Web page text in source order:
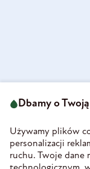
58-160 Świebodzice
REGON 890213034
INFORMACJE
Dbamy o
Używamy plików
personalizacji
ruchu. Twoje dane